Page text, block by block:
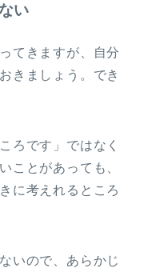
い
てきますが、自分
きましょう。でき
ろです」ではなく
ことがあっても、
に考えれるところ
いので、あらかじ